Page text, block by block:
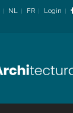
NL FR
Login